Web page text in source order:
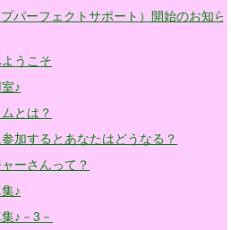
パーフェクトサポート）開始のお知ら
うこそ
♪
とは？
加するとあなたはどうなる？
ーさんって？
♪
♪－3－